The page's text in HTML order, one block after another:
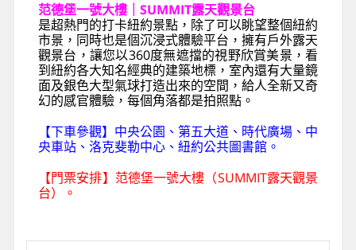
范德堡一號大樓｜SUMMIT露天觀景台
是超熱門的打卡紐約景點，除了可以眺望整個紐約
市景，同時也是個沉浸式體驗平台，擁有戶外露天
觀景台，讓您以360度無遮擋的視野欣賞美景，看
到紐約各大知名經典的建築地標，室內還有大量鏡
面及銀色大型氣球打造出來的空間，給人全新又奇
幻的感官體驗，每個角落都是拍照點。
【下車參觀】中央公園、第五大道、時代廣場、中
央車站、洛克斐勒中心、紐約公共圖書館。
【門票安排】范德堡一號大樓（SUMMIT露天觀景
台）。